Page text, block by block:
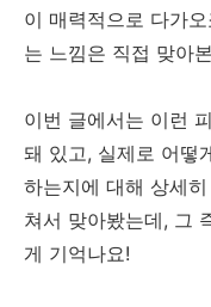
이 매력적으로 다가
는 느낌은 직접 맞아
이번 글에서는 이런
돼 있고, 실제로 어떻
하는지에 대해 상세
쳐서 맞아봤는데, 그
게 기억나요!